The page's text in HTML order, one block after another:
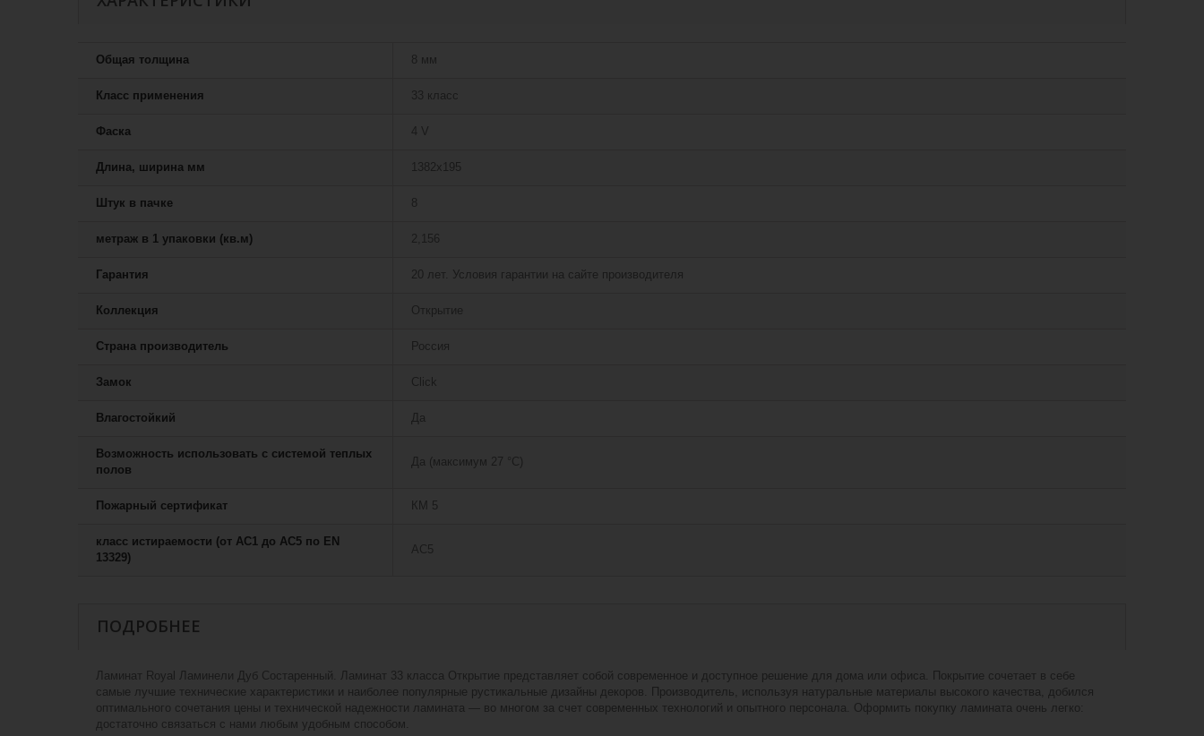
Общая толщина 8 мм
Класс применения 33 класс
Фаска 4 V
Длина, ширина мм 1382х195
Штук в пачке 8
метраж в 1 упаковки (кв.м) 2,156
Гарантия 20 лет. Условия гарантии на сайте производителя
Коллекция Открытие
Страна производитель Россия
Замок Сlick
Влагостойкий Да
Возможность использовать с системой теплых
полов
Да (максимум 27 °C)
Пожарный сертификат КМ 5
класс истираемости (от АС1 до АС5 по EN
13329)
АС5
ПОДРОБНЕЕ
Ламинат Royal Ламинели Дуб Состаренный. Ламинат 33 класса Открытие представляет собой современное и доступное решение для дома или офиса. Покрытие сочетает в себе
самые лучшие технические характеристики и наиболее популярные рустикальные дизайны декоров. Производитель, используя натуральные материалы высокого качества, добился
оптимального сочетания цены и технической надежности ламината — во многом за счет современных технологий и опытного персонала. Оформить покупку ламината очень легко:
достаточно связаться с нами любым удобным способом.